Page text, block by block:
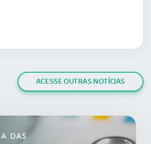
ACESSE OUTRAS NOTÍCIAS